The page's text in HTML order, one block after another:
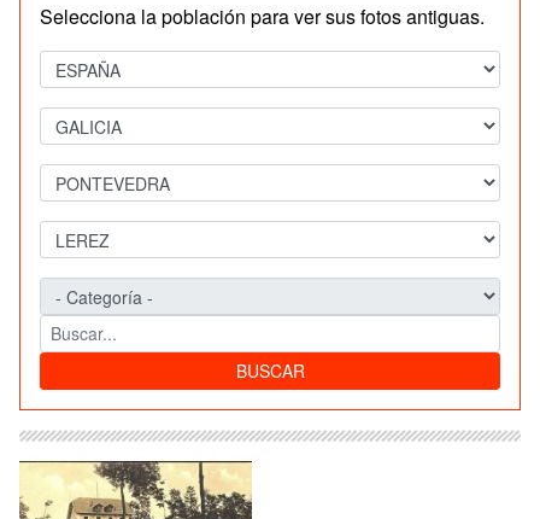
Selecciona la población para ver sus fotos antiguas.
BUSCAR